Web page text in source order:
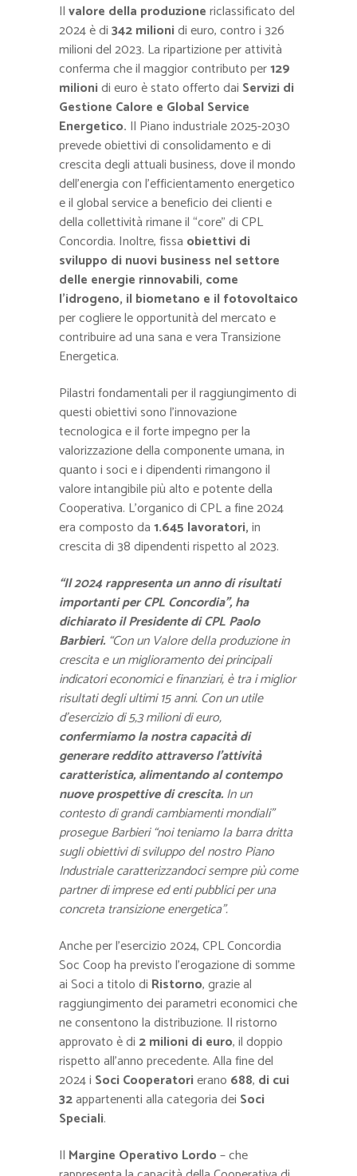
Ilvalore della produzionericlassificato del
2024 è di342 milionidi euro, contro i 326
milioni del 2023. La ripartizione per attività
conferma che il maggior contributo per129
milionidi euro è stato offerto dai Servizi di
Gestione Calore e Global Service
Energetico. Il Piano industriale 2025-2030
prevede obiettivi di consolidamento e di
crescita degli attuali business, dove il mondo
dell’energia con l’efficientamento energetico
e il global service a beneficio dei clienti e
della collettività rimane il “core” di CPL
Concordia. Inoltre, fissa obiettivi di
sviluppo di nuovi business nel settore
delle energie rinnovabili, come
l’idrogeno, il biometano e il fotovoltaico
per cogliere le opportunità del mercato e
contribuire ad una sana e vera Transizione
Energetica.
Pilastri fondamentali per il raggiungimento di
questi obiettivi sono l’innovazione
tecnologica e il forte impegno per la
valorizzazione della componente umana, in
quanto i soci e i dipendenti rimangono il
valore intangibile più alto e potente della
Cooperativa. L’organico di CPL a fine 2024
era composto da1.645 lavoratori,in
crescita di 38 dipendenti rispetto al 2023.
“Il 2024 rappresenta un anno di risultati
importanti per CPL Concordia”, ha
dichiarato il Presidente di CPL Paolo
Barbieri. “Con un Valore della produzione in
crescita e un miglioramento dei principali
indicatori economici e finanziari, è tra i miglior
risultati degli ultimi 15 anni. Con un utile
d’esercizio di 5,3 milioni di euro,
confermiamo la nostra capacità di
generare reddito attraverso l’attività
caratteristica, alimentando al contempo
nuove prospettive di crescita.In un
contesto di grandi cambiamenti mondiali”
prosegue Barbieri “noi teniamo la barra dritta
sugli obiettivi di sviluppo del nostro Piano
Industriale caratterizzandoci sempre più come
partner di imprese ed enti pubblici per una
concreta transizione energetica”.
Anche per l’esercizio 2024, CPL Concordia
Soc Coop ha previsto l’erogazione di somme
ai Soci a titolo di Ristorno, grazie al
raggiungimento dei parametri economici che
ne consentono la distribuzione. Il ristorno
approvato è di 2 milioni di euro, il doppio
rispetto all’anno precedente. Alla fine del
2024 i Soci Cooperatorierano 688, di cui
32appartenenti alla categoria dei Soci
Speciali.
Il Margine Operativo Lordo– che